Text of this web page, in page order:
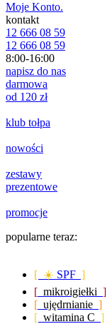
Moje Konto.
kontakt
12 666 08 59
12 666 08 59
8:00-16:00
napisz do nas
darmowa
od 120 zł
klub tołpa
nowości
zestawy
prezentowe
promocje
popularne teraz:
[ ☀️ SPF ]
[ mikroigiełki ]
[ ujędrnianie ]
[ witamina C ]